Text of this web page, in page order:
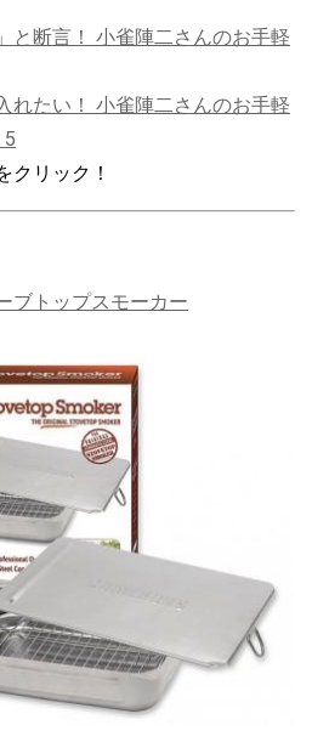
と断言！ 小雀陣二さんのお手軽
れたい！ 小雀陣二さんのお手軽
5
クリック！
ブトップスモーカー